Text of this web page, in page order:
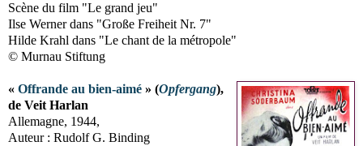
Scène du film "Le grand jeu"
Ilse Werner dans "Große Freiheit Nr. 7"
Hilde Krahl dans "Le chant de la métropole"
© Murnau Stiftung
« Offrande au bien-aimé » (Opfergang),
de Veit Harlan
Allemagne, 1944,
Auteur : Rudolf G. Binding